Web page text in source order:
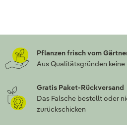
Pflanzen frisch vom
Aus Qualitätsgründen
Gratis Paket-Rückversand
Das Falsche bestellt oder
zurückschicken